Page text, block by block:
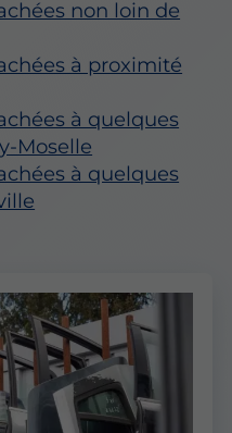
non loin de
à proximité
à quelques
Moselle
à quelques